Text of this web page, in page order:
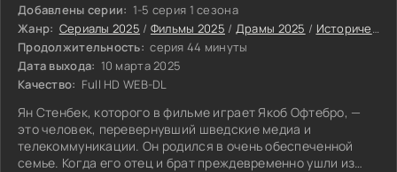
Добавлены серии: 1-5 серия 1 сезона
Жанр: Сериалы 2025 / Фильмы 2025 / Драмы 2025 / Исторические фильмы 2025
Продолжительность: серия 44 минуты
Дата выхода: 10 марта 2025
Качество: Full HD WEB-DL
Ян Стенбек, которого в фильме играет Якоб Офтебро, —
это человек, перевернувший шведские медиа и
телекоммуникации. Он родился в очень обеспеченной
семье. Когда его отец и брат преждевременно ушли из